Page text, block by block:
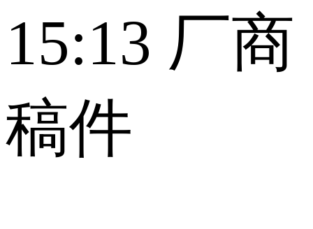
15:13 厂商
稿件